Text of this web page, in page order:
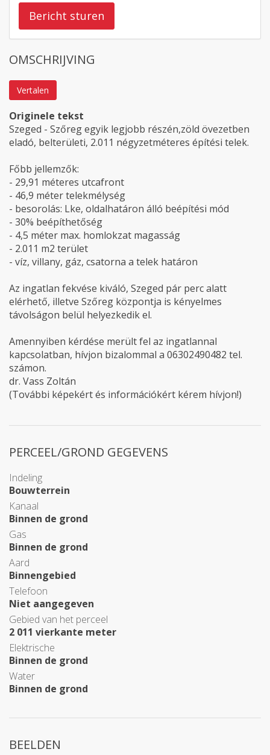
Bericht sturen
OMSCHRIJVING
Vertalen
Originele tekst
Szeged - Szőreg egyik legjobb részén,zöld övezetben
eladó, belterületi, 2.011 négyzetméteres építési telek.
Főbb jellemzők:
- 29,91 méteres utcafront
- 46,9 méter telekmélység
- besorolás: Lke, oldalhatáron álló beépítési mód
- 30% beépíthetőség
- 4,5 méter max. homlokzat magasság
- 2.011 m2 terület
- víz, villany, gáz, csatorna a telek határon
Az ingatlan fekvése kiváló, Szeged pár perc alatt
elérhető, illetve Szőreg központja is kényelmes
távolságon belül helyezkedik el.
Amennyiben kérdése merült fel az ingatlannal
kapcsolatban, hívjon bizalommal a 06302490482 tel.
számon.
dr. Vass Zoltán
(További képekért és információkért kérem hívjon!)
PERCEEL/GROND GEGEVENS
Indeling
Bouwterrein
Kanaal
Binnen de grond
Gas
Binnen de grond
Aard
Binnengebied
Telefoon
Niet aangegeven
Gebied van het perceel
2 011 vierkante meter
Elektrische
Binnen de grond
Water
Binnen de grond
BEELDEN